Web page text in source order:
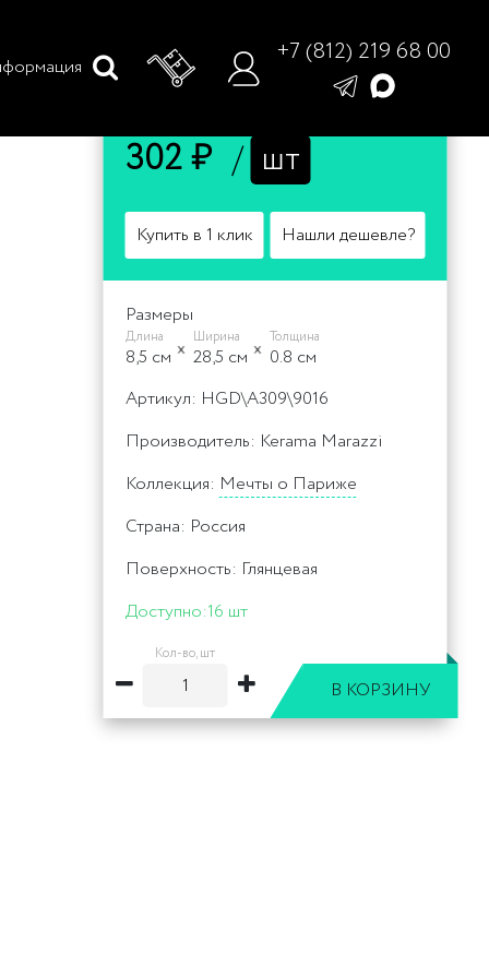
+7 (812) 219 68 00
302 ₽ / шт
Купить в 1 клик Нашли дешевле?
Размеры
Длина
8,5 cм
Ширина
28,5 cм
Толщина
0.8 cм
Артикул: HGD\A309\9016
Производитель: Kerama Marazzi
Коллекция: Мечты о Париже
Страна: Россия
Поверхность: Глянцевая
Доступно:16 шт
Кол-во, шт
В КОРЗИНУ